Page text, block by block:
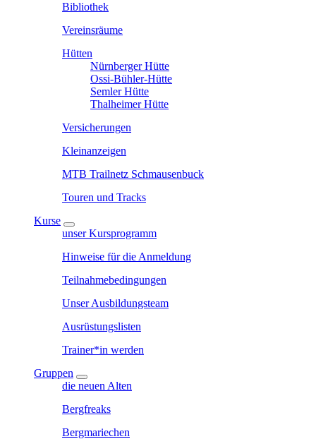
Bibliothek
Vereinsräume
Hütten
Nürnberger Hütte
Ossi-Bühler-Hütte
Semler Hütte
Thalheimer Hütte
Versicherungen
Kleinanzeigen
MTB Trailnetz Schmausenbuck
Touren und Tracks
Kurse
unser Kursprogramm
Hinweise für die Anmeldung
Teilnahmebedingungen
Unser Ausbildungsteam
Ausrüstungslisten
Trainer*in werden
Gruppen
die neuen Alten
Bergfreaks
Bergmariechen